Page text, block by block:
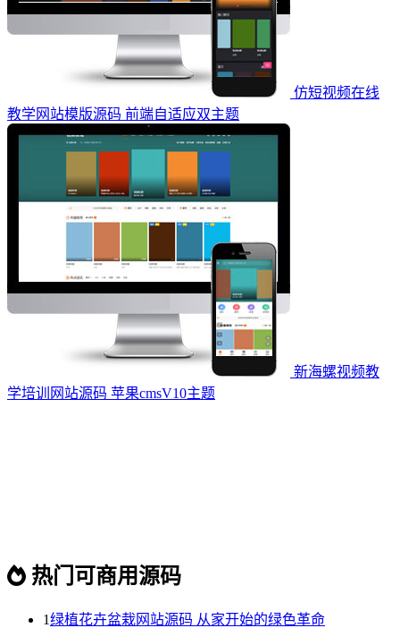
仿短视频在线
教学网站模版源码 前端自适应双主题
新海螺视频教
学培训网站源码 苹果cmsV10主题
热门可商用源码
1绿植花卉盆栽网站源码 从家开始的绿色革命